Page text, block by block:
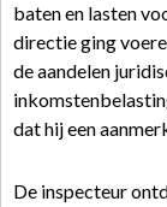
baten en lasten
directie ging
de aandelen
dat hij een
De inspecteur